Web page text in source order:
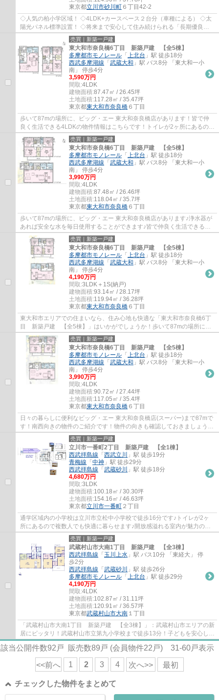
東京都立川市砂川町 ６丁目42-2
◇人気の柏小学区域！ ◇4LDK+カースペース２台分（車種による） ◇太
陽光パネル標準設置！ ◇将来まで安心して住み続けられる「長期優良住
宅」仕様 ◇前面道路幅6.0mで駐車が苦手な方でも...
売買｜新築一戸建
東大和市奈良橋6丁目 新築戸建 【全5棟】
多摩都市モノレール 「 上北台 」駅 徒歩18分
西武多摩湖線 「 武蔵大和 」駅 バス8分 「東大和一小
南」 停歩4分
3,590万円
間取:4LDK
建物面積:87.47㎡ / 26.45坪
土地面積:117.28㎡ / 35.47坪
東京都東大和市奈良橋 ６丁目
歩いて87mの場所に、ビッグ・エー 東大和奈良橋店があります！皆で仲
良く生活できる4LDKの物件情報はこちらです！トイレが2ヶ所にあるので
複数人でも快適に暮らせます！交通に便利な多...
売買｜新築一戸建
東大和市奈良橋6丁目 新築戸建 【全5棟】
多摩都市モノレール 「 上北台 」駅 徒歩18分
西武多摩湖線 「 武蔵大和 」駅 バス8分 「東大和一小
南」 停歩4分
3,990万円
間取:4LDK
建物面積:87.48㎡ / 26.46坪
土地面積:118.04㎡ / 35.7坪
東京都東大和市奈良橋 ６丁目
歩いて87mの場所に、ビッグ・エー 東大和奈良橋店があります♪浄水器が
あれば安全な水を毎日使用することができます♪皆で仲良く生活できる
4LDKの物件情報はこちらです♪システムキッチン...
売買｜新築一戸建
東大和市奈良橋6丁目 新築戸建 【全5棟】
多摩都市モノレール 「 上北台 」駅 徒歩18分
西武多摩湖線 「 武蔵大和 」駅 バス8分 「東大和一小
南」 停歩4分
4,190万円
間取:3LDK＋1S(納戸)
建物面積:93.14㎡ / 28.17坪
土地面積:119.94㎡ / 36.28坪
東京都東大和市奈良橋 ６丁目
東大和市エリアでの住まいなら、住み心地も快適な「東大和市奈良橋6丁
目 新築戸建 【全5棟】」はいかがでしょうか！歩いて87mの場所に、
ビッグ・エー 東大和奈良橋店があります！ユ...
売買｜新築一戸建
東大和市奈良橋6丁目 新築戸建 【全5棟】
多摩都市モノレール 「 上北台 」駅 徒歩18分
西武多摩湖線 「 武蔵大和 」駅 バス8分 「東大和一小
南」 停歩4分
3,990万円
間取:4LDK
建物面積:90.72㎡ / 27.44坪
土地面積:117.05㎡ / 35.4坪
東京都東大和市奈良橋 ６丁目
日々の暮らしに便利なビッグ・エー 東大和奈良橋店(スーパー)まで87mで
す！南西向きの物件のご紹介です！物件の向きも確認しておきましょう！
建設住宅性能評価付なので万一の時も専門...
売買｜新築一戸建
立川市一番町2丁目 新築戸建 【全1棟】
西武拝島線 「 西武立川
」駅 徒歩19分
青梅線 「 中神 」駅 徒歩29分
西武拝島線 「 武蔵砂川
」駅 徒歩18分
4,680万円
間取:3LDK
建物面積:100.18㎡ / 30.30坪
土地面積:154.16㎡ / 46.63坪
東京都立川市一番町 ２丁目
通学区域内の小学校は立川市立松中小学校で徒歩16分です♪トイレが2ヶ
所にあるので複数人でも快適に暮らせます♪開放感溢れる室内が魅力の、
3LDKの物件はこちらです♪立川市の不動産情報...
売買｜新築一戸建
武蔵村山市大南1丁目 新築戸建 【全3棟】
西武拝島線 「 玉川上水 」駅 バス10分 「東経大」 停
歩2分
西武拝島線 「 武蔵砂川
」駅 徒歩26分
多摩都市モノレール 「 上北台 」駅 徒歩29分
4,190万円
間取:4LDK
建物面積:102.87㎡ / 31.11坪
土地面積:120.91㎡ / 36.57坪
東京都武蔵村山市大南 １丁目
「武蔵村山市大南1丁目 新築戸建 【全3棟】」：武蔵村山市エリアの新
居にピッタリ！武蔵村山市立第九小学校まで徒歩13分！子どもを安心して
学校に通わせたいファミリーにおすすめで...
該当公開件数92 戸 販売数89 戸 (会員物件22 戸) 31-60戸表示
<<前へ 1 2 3 4 次へ>> 最初
チェックした物件をまとめて